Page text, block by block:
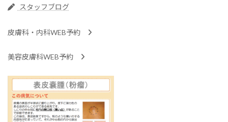
スタッフブログ
皮膚科・内科WEB予約
美容皮膚科WEB予約